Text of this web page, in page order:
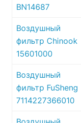
BN14687
Воздушный
фильтр Chinook
15601000
Воздушный
фильтр FuSheng
7114227366010